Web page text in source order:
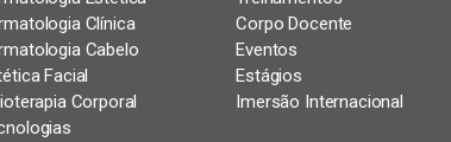
Clínica
Cabelo
Facial
Corporal
Corpo Docente
Eventos
Estágios
Imersão Internacional